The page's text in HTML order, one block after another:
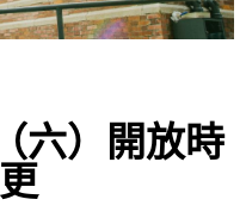
六）開放時